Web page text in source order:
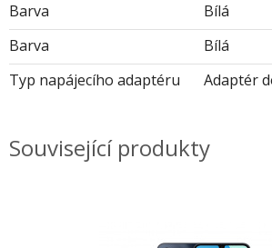
Barva
Bílá
Barva
Bílá
Typ napájecího adaptéru
Adaptér
Související produkty